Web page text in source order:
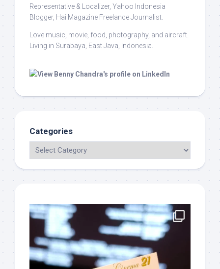
Representative & Localizer, Yahoo Indonesia
Blogger, Hai Magazine Freelance Journalist.
Love music, movie, food, photography, and aircraft.
Living in Surabaya, East Java, Indonesia.
Categories